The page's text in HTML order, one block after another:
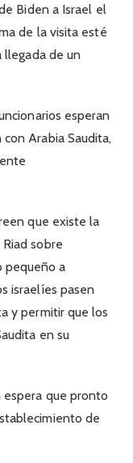
Biden a Israel el
de la visita esté
llegada de un
esperan
Arabia Saudita,
que existe la
sobre
pequeño a
israelíes pasen
y permitir que los
en su
espera que pronto
de